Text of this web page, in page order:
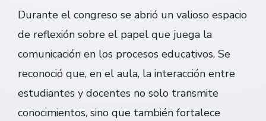
Durante el congreso se abrió un valioso espacio
de reflexión sobre el papel que juega la
comunicación en los procesos educativos. Se
reconoció que, en el aula, la interacción entre
estudiantes y docentes no solo transmite
conocimientos, sino que también fortalece